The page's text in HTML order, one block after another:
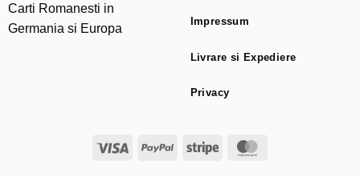
Carti Romanesti in
Germania si Europa
Visa PayPal Stripe
Impressum
Livrare si Expediere
Privacy